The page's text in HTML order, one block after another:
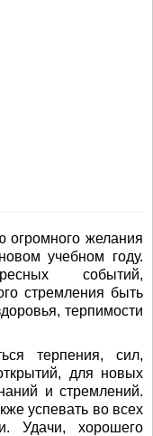
желания
учебном году.
событий,
стремления быть
терпимости
терпения, сил,
для новых
и стремлений.
успевать во всех
Удачи, хорошего